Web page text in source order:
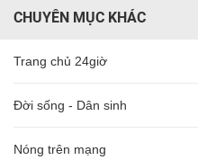
CHUYÊN MỤC KHÁC
Trang chủ 24giờ
Đời sống - Dân sinh
Nóng trên mạng